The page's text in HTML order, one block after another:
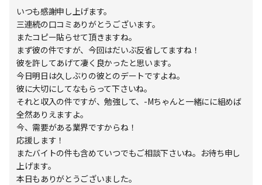
いつも感謝申し上げます。
三連続の口コミありがとうございます。
またコピー貼らせて頂きますね。
まず彼の件ですが、今回はだいぶ反省してますね！
彼を許してあげて凄く良かったと思います。
今日明日は久しぶりの彼とのデートですよね。
彼に大切にしてなもらって下さいね。
それと収入の件ですが、勉強して、-Mちゃんと一緒にに組めば
全然ありえますよ。
今、需要がある業界ですからね！
応援します！
またバイトの件も含めていつでもご相談下さいね。お待ち申し
上げます。
本日もありがとうございました。